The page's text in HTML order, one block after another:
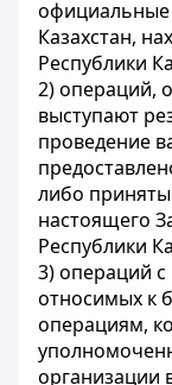
официальные
Казахстан,
Республики
2) операций,
выступают
проведение
либо
настоящего
Республики
3) операций
относимых к
операциям,
организации